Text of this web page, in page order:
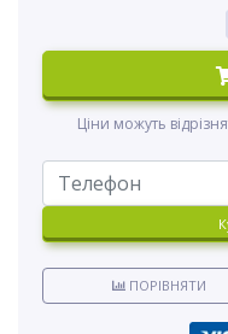
Ціни можуть
ПОРІВНЯТИ